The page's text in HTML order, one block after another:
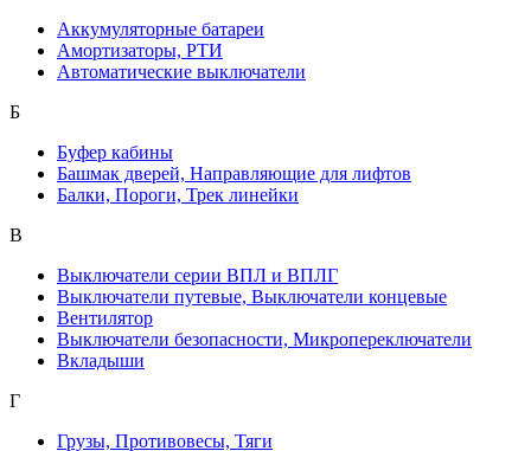
Аккумуляторные батареи
Амортизаторы, РТИ
Автоматические выключатели
Б
Буфер кабины
Башмак дверей, Направляющие для лифтов
Балки, Пороги, Трек линейки
В
Выключатели серии ВПЛ и ВПЛГ
Выключатели путевые, Выключатели концевые
Вентилятор
Выключатели безопасности, Микропереключатели
Вкладыши
Г
Грузы, Противовесы, Тяги